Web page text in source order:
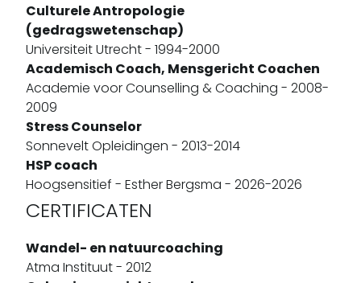
Culturele Antropologie
(gedragswetenschap)
Universiteit Utrecht - 1994-2000
Academisch Coach, Mensgericht Coachen
Academie voor Counselling & Coaching - 2008-
2009
Stress Counselor
Sonnevelt Opleidingen - 2013-2014
HSP coach
Hoogsensitief - Esther Bergsma - 2026-2026
CERTIFICATEN
Wandel- en natuurcoaching
Atma Instituut - 2012